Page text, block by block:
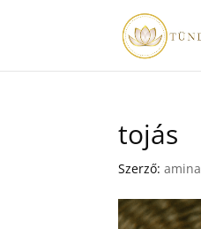
tojás
Szerző:amina